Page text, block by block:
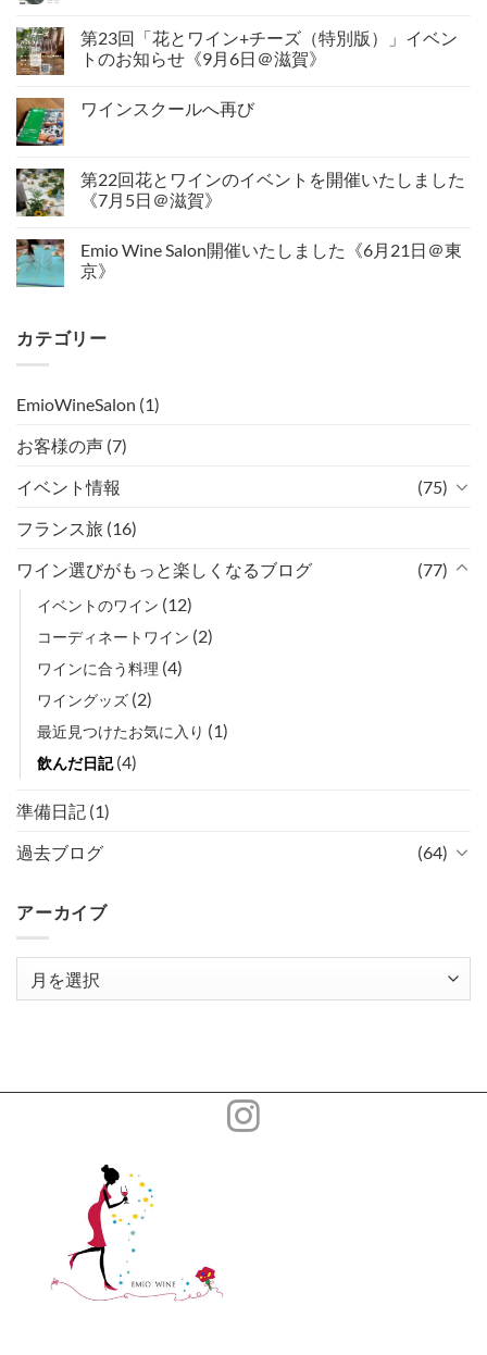
第23回「花とワイン+チーズ（特別版）」イベン
トのお知らせ《9月6日＠滋賀》
ワインスクールへ再び
第22回花とワインのイベントを開催いたしました
《7月5日＠滋賀》
Emio Wine Salon開催いたしました《6月21日＠東
京》
カテゴリー
EmioWineSalon (1)
お客様の声 (7)
イベント情報
(75)
フランス旅 (16)
ワイン選びがもっと楽しくなるブログ
(77)
イベントのワイン (12)
コーディネートワイン (2)
ワインに合う料理 (4)
ワイングッズ (2)
最近見つけたお気に入り (1)
飲んだ日記 (4)
準備日記 (1)
過去ブログ
(64)
アーカイブ